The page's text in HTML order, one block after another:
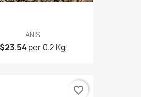
ANIS
$23.54per 0.2 Kg
favorite_border